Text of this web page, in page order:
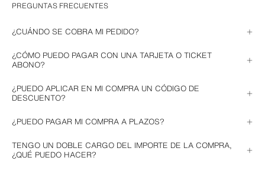
PREGUNTAS FRECUENTES
¿CUÁNDO SE COBRA MI PEDIDO?
El cobro se realizará en el momento en el que finalices tu pedido.
¿CÓMO PUEDO PAGAR CON UNA TARJETA O TICKET
ABONO?
Si tras una devolución te hemos facilitado una Tarjeta o un Ticket Abono
con el importe del reembolso, los podrás usar para hacer un pedido.
Tienes que seleccionar como método de pago “Tarjeta Regalo” e
¿PUEDO APLICAR EN MI COMPRA UN CÓDIGO DE
DESCUENTO?
Newsletter para estar al tanto de todas nuestras promociones.
¿PUEDO PAGAR MI COMPRA A PLAZOS?
la que realices la compra.
TENGO UN DOBLE CARGO DEL IMPORTE DE LA COMPRA,
¿QUÉ PUEDO HACER?